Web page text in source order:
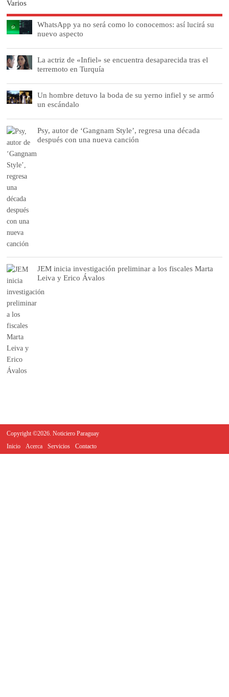
Varios
WhatsApp ya no será como lo conocemos: así lucirá su
nuevo aspecto
La actriz de «Infiel» se encuentra desaparecida tras el
terremoto en Turquía
Un hombre detuvo la boda de su yerno infiel y se armó
un escándalo
Psy, autor de ‘Gangnam Style’, regresa una década
después con una nueva canción
JEM inicia investigación preliminar a los fiscales Marta
Leiva y Erico Ávalos
Copyright ©2026. Noticiero Paraguay
Inicio
Acerca Servicios Contacto